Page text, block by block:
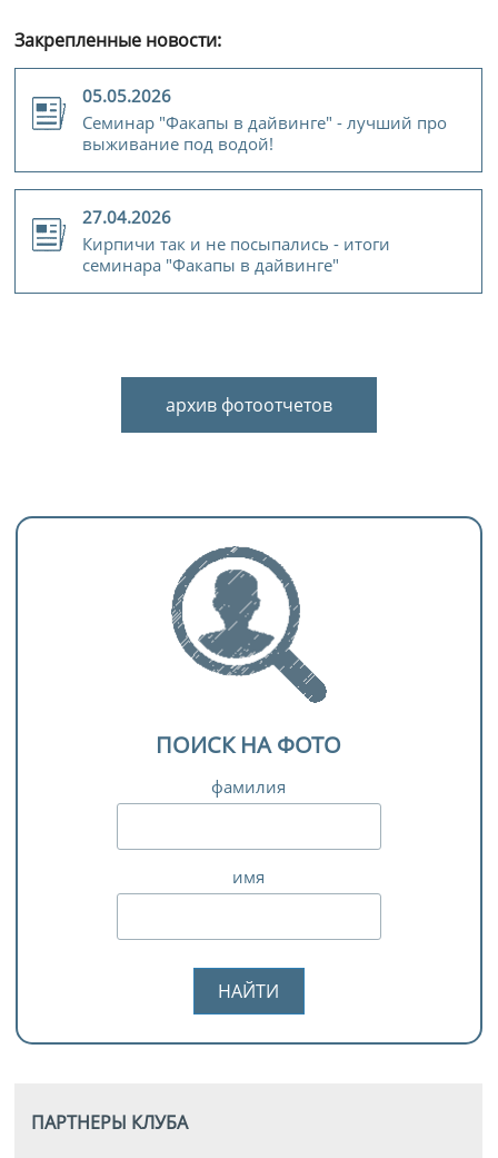
Закрепленные новости:
05.05.2026
Семинар "Факапы в дайвинге" - лучший про
выживание под водой!
27.04.2026
Кирпичи так и не посыпались - итоги
семинара "Факапы в дайвинге"
архив фотоотчетов
ПОИСК НА ФОТО
фамилия
имя
ПАРТНЕРЫ КЛУБА